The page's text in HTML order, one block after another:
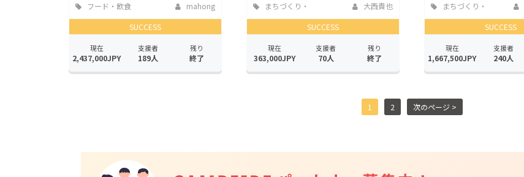
フード・飲食
店
mahong
SUCCESS
現在
2,437,000JPY
支援者
189人
残り
終了
まちづくり・
地域活性化
大西貴也
SUCCESS
現在
363,000JPY
支援者
70人
残り
終了
まちづくり・
地域活性化
SUCCESS
現在
1,667,500JPY
支援者
240人
1 2 次のページ >